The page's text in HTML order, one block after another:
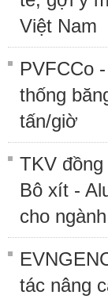
Việt Nam
PVFCCo
thống
tấn/giờ
TKV
Bô xít -
cho
tác nâng